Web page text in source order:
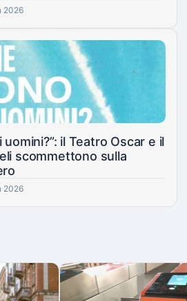
2026
uomini?”: il Teatro Oscar e il
scommettono sulla
2026